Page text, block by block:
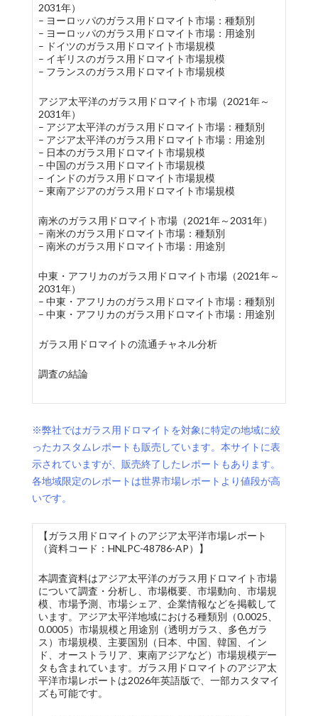
2031年）
– ヨーロッパのガラス用ドロマイト市場：種類別
– ヨーロッパのガラス用ドロマイト市場：用途別
– ドイツのガラス用ドロマイト市場規模
– イギリスのガラス用ドロマイト市場規模
– フランスのガラス用ドロマイト市場規模
アジア太平洋のガラス用ドロマイト市場（2021年～
2031年）
– アジア太平洋のガラス用ドロマイト市場：種類別
– アジア太平洋のガラス用ドロマイト市場：用途別
– 日本のガラス用ドロマイト市場規模
– 中国のガラス用ドロマイト市場規模
– インドのガラス用ドロマイト市場規模
– 東南アジアのガラス用ドロマイト市場規模
南米のガラス用ドロマイト市場（2021年～2031年）
– 南米のガラス用ドロマイト市場：種類別
– 南米のガラス用ドロマイト市場：用途別
中東・アフリカのガラス用ドロマイト市場（2021年～
2031年）
– 中東・アフリカのガラス用ドロマイト市場：種類別
– 中東・アフリカのガラス用ドロマイト市場：用途別
ガラス用ドロマイトの流通チャネル分析
調査の結論
※弊社ではガラス用ドロマイトを対象に特定の地域に絞
ったカスタムレポートも販売しています。本サイトに表
示されていますが、販売終了したレポートもあります。
各地域限定のレポートは世界市場レポートより値段が高
いです。
【ガラス用ドロマイトのアジア太平洋市場レポート
（資料コード：HNLPC-48786-AP）】
本調査資料はアジア太平洋のガラス用ドロマイト市場
について調査・分析し、市場概要、市場動向、市場規
模、市場予測、市場シェア、企業情報などを掲載して
います。アジア太平洋地域における種類別（0.0025、
0.0005）市場規模と用途別（透明ガラス、多色ガラ
ス）市場規模、主要国別（日本、中国、韓国、イン
ド、オーストラリア、東南アジアなど）市場規模デー
タも含まれています。ガラス用ドロマイトのアジア太
平洋市場レポートは2026年英語版で、一部カスタマイ
ズも可能です。